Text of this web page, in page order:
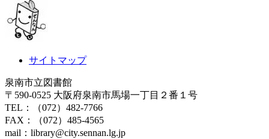
サイトマップ
泉南市立図書館
〒590-0525 大阪府泉南市馬場一丁目２番１号
TEL：（072）482-7766
FAX：（072）485-4565
mail：library@city.sennan.lg.jp